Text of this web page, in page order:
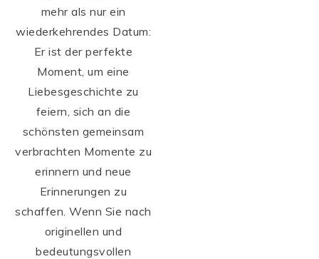
mehr als nur ein
wiederkehrendes Datum:
Er ist der perfekte
Moment, um eine
Liebesgeschichte zu
feiern, sich an die
schönsten gemeinsam
verbrachten Momente zu
erinnern und neue
Erinnerungen zu
schaffen. Wenn Sie nach
originellen und
bedeutungsvollen